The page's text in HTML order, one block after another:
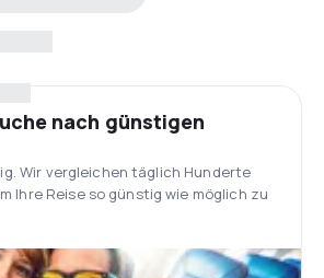
nach günstigen
Wir vergleichen täglich Hunderte
Ihre Reise so günstig wie möglich zu